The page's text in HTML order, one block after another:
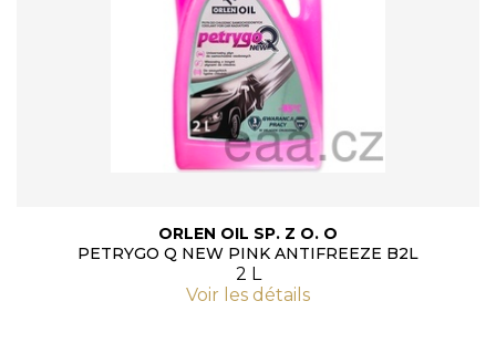
ORLEN OIL SP. Z O. O
PETRYGO Q NEW PINK ANTIFREEZE B2L
2 L
Voir les détails